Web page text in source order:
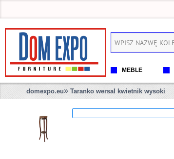
MEBLE
domexpo.eu» Taranko wersal kwietnik wysoki